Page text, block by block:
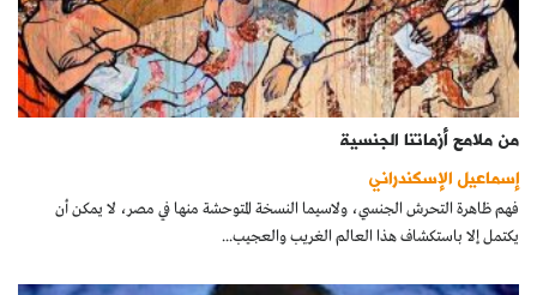
من ملامح أزماتنا الجنسية
إسماعيل الإسكندراني
فهم ظاهرة التحرش الجنسي، ولاسيما النسخة المتوحشة منها في مصر، لا يمكن أن
يكتمل إلا باستكشاف هذا العالم الغريب والعجيب...